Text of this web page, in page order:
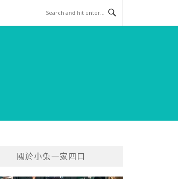
關於小兔一家四口